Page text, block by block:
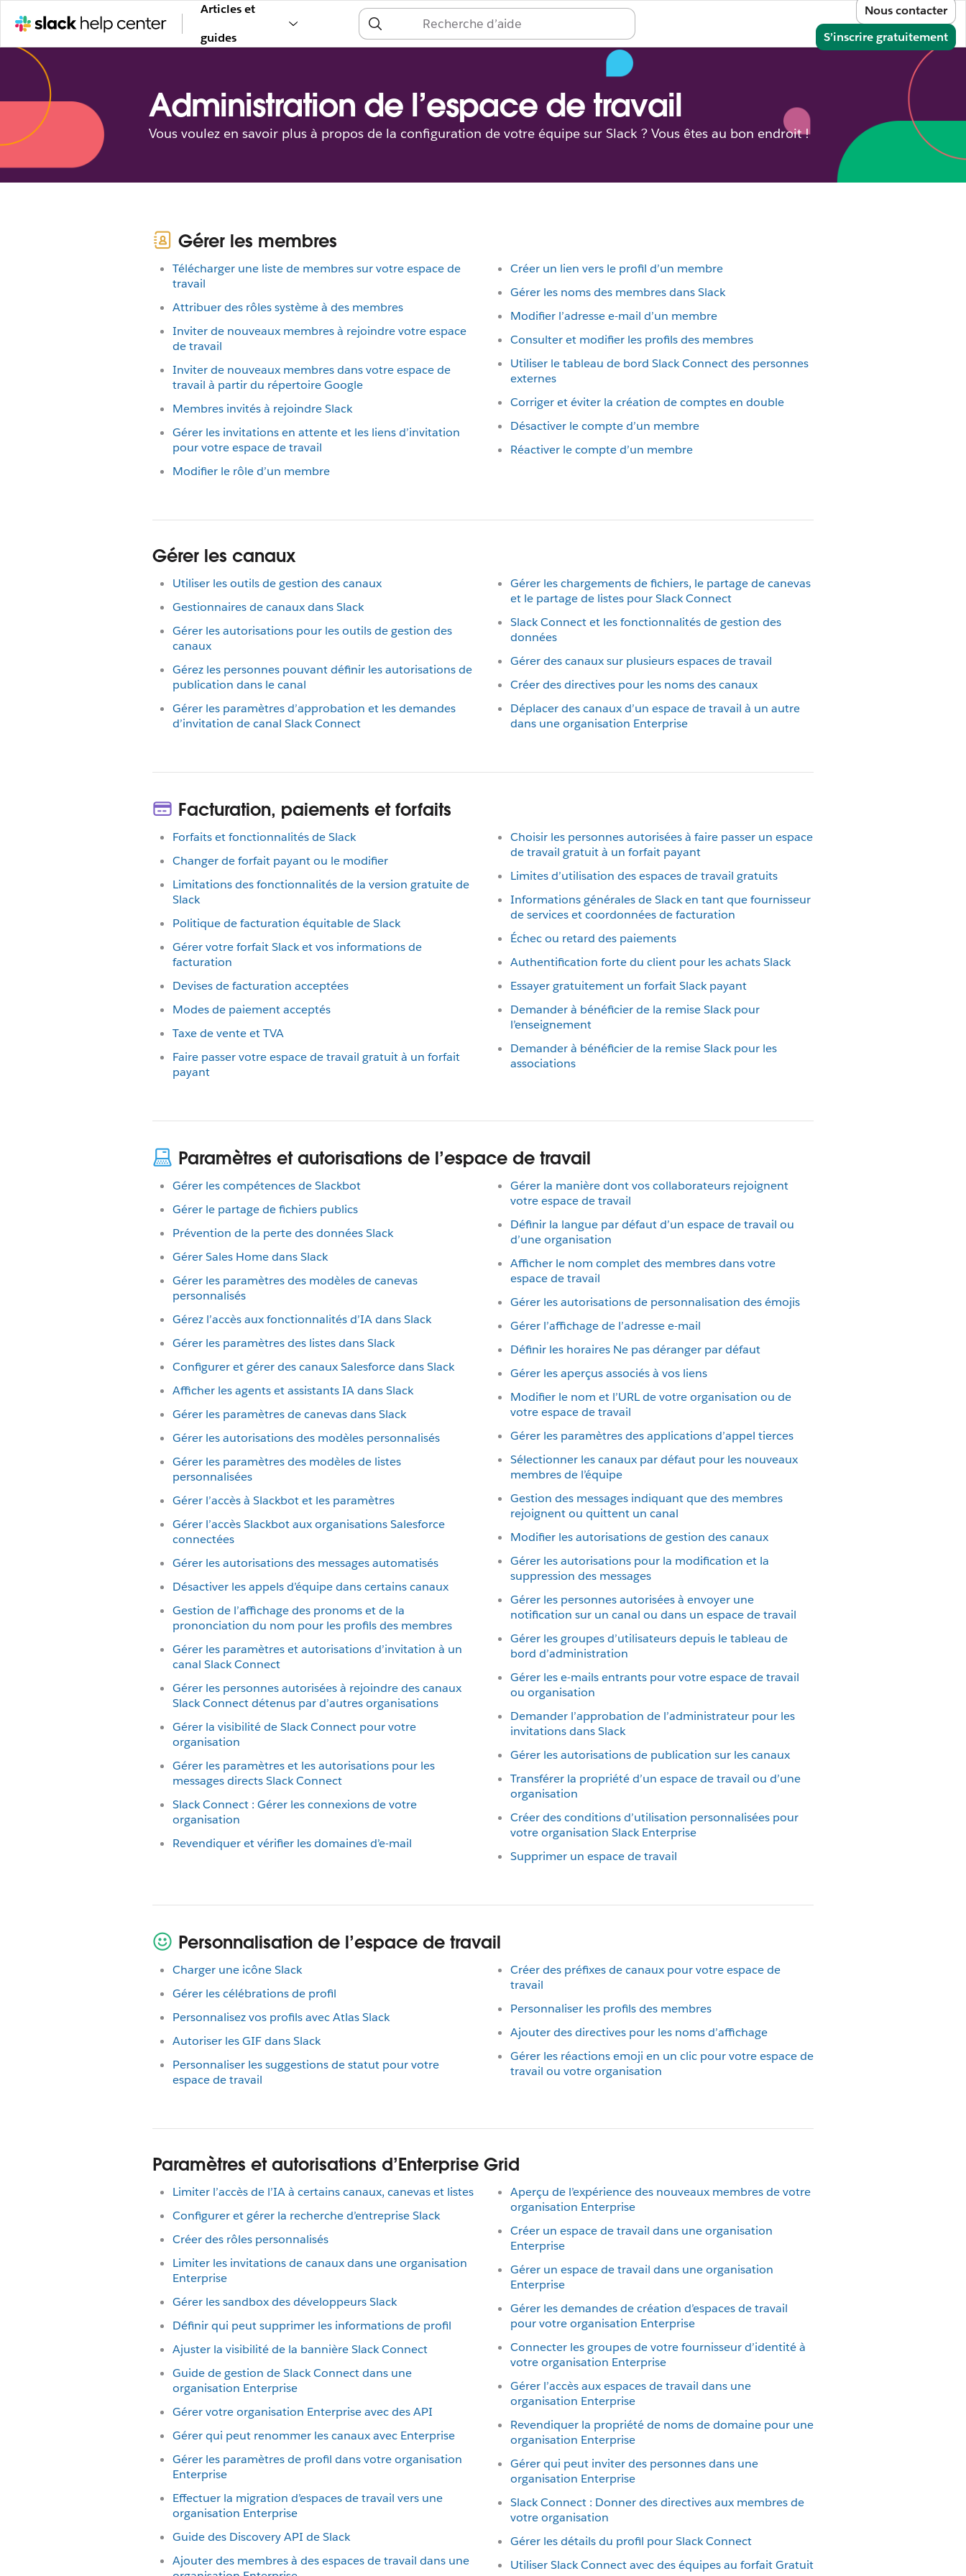
Articles et
guides
Se
connecter
Nous contacter
S’inscrire gratuitement
Administration de l’espace de travail
Vous voulez en savoir plus à propos de la configuration de votre équipe sur Slack ? Vous êtes au bon endroit !
Gérer les membres
Télécharger une liste de membres sur votre espace de
travail
Attribuer des rôles système à des membres
Inviter de nouveaux membres à rejoindre votre espace
de travail
Inviter de nouveaux membres dans votre espace de
travail à partir du répertoire Google
Membres invités à rejoindre Slack
Gérer les invitations en attente et les liens d’invitation
pour votre espace de travail
Modifier le rôle d’un membre
Créer un lien vers le profil d’un membre
Gérer les noms des membres dans Slack
Modifier l’adresse e-mail d’un membre
Consulter et modifier les profils des membres
Utiliser le tableau de bord Slack Connect des personnes
externes
Corriger et éviter la création de comptes en double
Désactiver le compte d’un membre
Réactiver le compte d’un membre
Gérer les canaux
Utiliser les outils de gestion des canaux
Gestionnaires de canaux dans Slack
Gérer les autorisations pour les outils de gestion des
canaux
Gérez les personnes pouvant définir les autorisations de
publication dans le canal
Gérer les paramètres d’approbation et les demandes
d’invitation de canal Slack Connect
Gérer les chargements de fichiers, le partage de canevas
et le partage de listes pour Slack Connect
Slack Connect et les fonctionnalités de gestion des
données
Gérer des canaux sur plusieurs espaces de travail
Créer des directives pour les noms des canaux
Déplacer des canaux d’un espace de travail à un autre
dans une organisation Enterprise
Facturation, paiements et forfaits
Forfaits et fonctionnalités de Slack
Changer de forfait payant ou le modifier
Limitations des fonctionnalités de la version gratuite de
Slack
Politique de facturation équitable de Slack
Gérer votre forfait Slack et vos informations de
facturation
Devises de facturation acceptées
Modes de paiement acceptés
Taxe de vente et TVA
Faire passer votre espace de travail gratuit à un forfait
payant
Choisir les personnes autorisées à faire passer un espace
de travail gratuit à un forfait payant
Limites d’utilisation des espaces de travail gratuits
Informations générales de Slack en tant que fournisseur
de services et coordonnées de facturation
Échec ou retard des paiements
Authentification forte du client pour les achats Slack
Essayer gratuitement un forfait Slack payant
Demander à bénéficier de la remise Slack pour
l’enseignement
Demander à bénéficier de la remise Slack pour les
associations
Paramètres et autorisations de l’espace de travail
Gérer les compétences de Slackbot
Gérer le partage de fichiers publics
Prévention de la perte des données Slack
Gérer Sales Home dans Slack
Gérer les paramètres des modèles de canevas
personnalisés
Gérez l’accès aux fonctionnalités d’IA dans Slack
Gérer les paramètres des listes dans Slack
Configurer et gérer des canaux Salesforce dans Slack
Afficher les agents et assistants IA dans Slack
Gérer les paramètres de canevas dans Slack
Gérer les autorisations des modèles personnalisés
Gérer les paramètres des modèles de listes
personnalisées
Gérer l’accès à Slackbot et les paramètres
Gérer l’accès Slackbot aux organisations Salesforce
connectées
Gérer les autorisations des messages automatisés
Désactiver les appels d’équipe dans certains canaux
Gestion de l’affichage des pronoms et de la
prononciation du nom pour les profils des membres
Gérer les paramètres et autorisations d’invitation à un
canal Slack Connect
Gérer les personnes autorisées à rejoindre des canaux
Slack Connect détenus par d’autres organisations
Gérer la visibilité de Slack Connect pour votre
organisation
Gérer les paramètres et les autorisations pour les
messages directs Slack Connect
Slack Connect : Gérer les connexions de votre
organisation
Revendiquer et vérifier les domaines d’e-mail
Gérer la manière dont vos collaborateurs rejoignent
votre espace de travail
Définir la langue par défaut d’un espace de travail ou
d’une organisation
Afficher le nom complet des membres dans votre
espace de travail
Gérer les autorisations de personnalisation des émojis
Gérer l’affichage de l’adresse e-mail
Définir les horaires Ne pas déranger par défaut
Gérer les aperçus associés à vos liens
Modifier le nom et l’URL de votre organisation ou de
votre espace de travail
Gérer les paramètres des applications d’appel tierces
Sélectionner les canaux par défaut pour les nouveaux
membres de l’équipe
Gestion des messages indiquant que des membres
rejoignent ou quittent un canal
Modifier les autorisations de gestion des canaux
Gérer les autorisations pour la modification et la
suppression des messages
Gérer les personnes autorisées à envoyer une
notification sur un canal ou dans un espace de travail
Gérer les groupes d’utilisateurs depuis le tableau de
bord d’administration
Gérer les e-mails entrants pour votre espace de travail
ou organisation
Demander l’approbation de l’administrateur pour les
invitations dans Slack
Gérer les autorisations de publication sur les canaux
Transférer la propriété d’un espace de travail ou d’une
organisation
Créer des conditions d’utilisation personnalisées pour
votre organisation Slack Enterprise
Supprimer un espace de travail
Personnalisation de l’espace de travail
Charger une icône Slack
Gérer les célébrations de profil
Personnalisez vos profils avec Atlas Slack
Autoriser les GIF dans Slack
Personnaliser les suggestions de statut pour votre
espace de travail
Créer des préfixes de canaux pour votre espace de
travail
Personnaliser les profils des membres
Ajouter des directives pour les noms d’affichage
Gérer les réactions emoji en un clic pour votre espace de
travail ou votre organisation
Paramètres et autorisations d’Enterprise Grid
Limiter l’accès de l’IA à certains canaux, canevas et listes
Configurer et gérer la recherche d’entreprise Slack
Créer des rôles personnalisés
Limiter les invitations de canaux dans une organisation
Enterprise
Gérer les sandbox des développeurs Slack
Définir qui peut supprimer les informations de profil
Ajuster la visibilité de la bannière Slack Connect
Guide de gestion de Slack Connect dans une
organisation Enterprise
Gérer votre organisation Enterprise avec des API
Gérer qui peut renommer les canaux avec Enterprise
Gérer les paramètres de profil dans votre organisation
Enterprise
Effectuer la migration d’espaces de travail vers une
organisation Enterprise
Guide des Discovery API de Slack
Ajouter des membres à des espaces de travail dans une
Aperçu de l’expérience des nouveaux membres de votre
organisation Enterprise
Créer un espace de travail dans une organisation
Enterprise
Gérer un espace de travail dans une organisation
Enterprise
Gérer les demandes de création d’espaces de travail
pour votre organisation Enterprise
Connecter les groupes de votre fournisseur d’identité à
votre organisation Enterprise
Gérer l’accès aux espaces de travail dans une
organisation Enterprise
Revendiquer la propriété de noms de domaine pour une
organisation Enterprise
Gérer qui peut inviter des personnes dans une
organisation Enterprise
Slack Connect : Donner des directives aux membres de
votre organisation
Gérer les détails du profil pour Slack Connect
Utiliser Slack Connect avec des équipes au forfait Gratuit